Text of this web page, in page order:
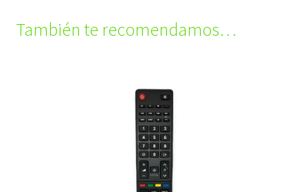
También te recomendamos…